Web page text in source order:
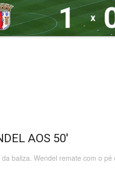
1 x
AOS 50'
baliza. Wendel remate com o